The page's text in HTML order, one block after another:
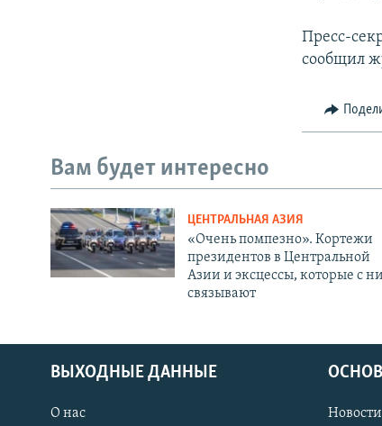
Пресс-
сообщил
Вам будет интересно
ЦЕНТРАЛЬНАЯ АЗИЯ
«Очень помпезно». Кортежи
президентов в Центральной
Азии и эксцессы, которые с
связывают
ВЫХОДНЫЕ ДАННЫЕ
О нас Новости